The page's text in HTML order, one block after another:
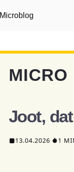
Microblog
MICRO
Joot,
13.04.2026 1